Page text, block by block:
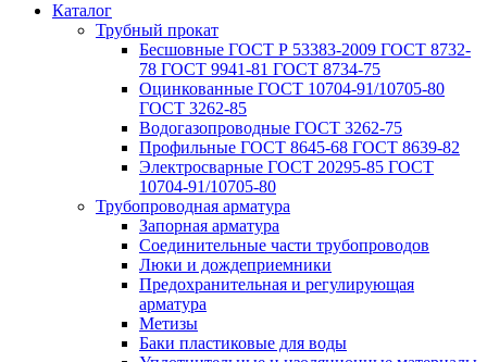
Каталог
Трубный прокат
Беcшовные ГОСТ Р 53383-2009 ГОСТ 8732-
78 ГОСТ 9941-81 ГОСТ 8734-75
Оцинкованные ГОСТ 10704-91/10705-80
ГОСТ 3262-85
Водогазопроводные ГОСТ 3262-75
Профильные ГОСТ 8645-68 ГОСТ 8639-82
Электросварные ГОСТ 20295-85 ГОСТ
10704-91/10705-80
Трубопроводная арматура
Запорная арматура
Соединительные части трубопроводов
Люки и дождеприемники
Предохранительная и регулирующая
арматура
Метизы
Баки пластиковые для воды